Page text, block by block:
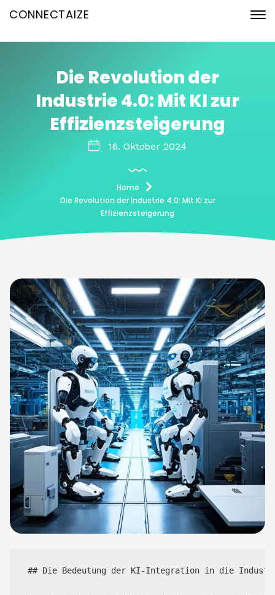
CONNECTAIZE
Die Revolution der
Industrie 4.0: Mit KI zur
Effizienzsteigerung
16. Oktober 2024
Home
Die Revolution der Industrie 4.0: Mit KI zur
Effizienzsteigerung
## Die Bedeutung der KI-Integration in die